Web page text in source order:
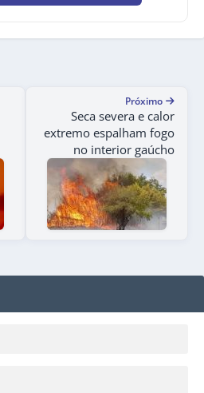
Próximo
Seca severa e calor
extremo espalham fogo
no interior gaúcho